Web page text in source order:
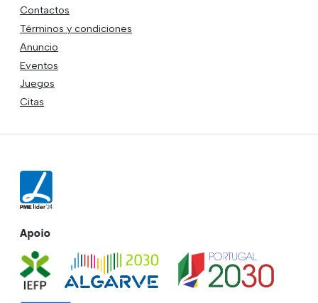
Contactos
Términos y condiciones
Anuncio
Eventos
Juegos
Citas
Apoio